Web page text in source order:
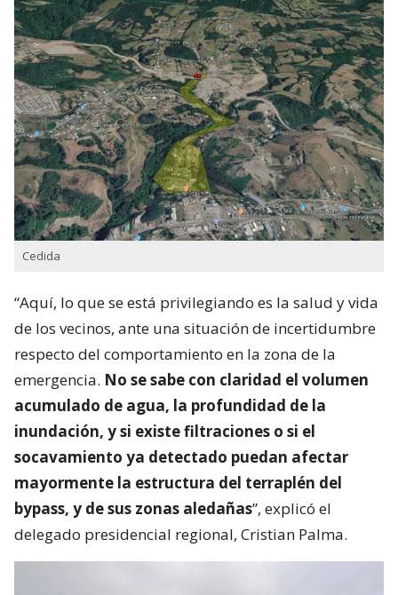
Cedida
“Aquí, lo que se está privilegiando es la salud y vida
de los vecinos, ante una situación de incertidumbre
respecto del comportamiento en la zona de la
emergencia. No se sabe con claridad el volumen
acumulado de agua, la profundidad de la
inundación, y si existe filtraciones o si el
socavamiento ya detectado puedan afectar
mayormente la estructura del terraplén del
bypass, y de sus zonas aledañas”, explicó el
delegado presidencial regional, Cristian Palma.